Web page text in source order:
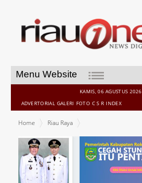
Menu Website
KAMIS, 06 AGUSTUS 2026
ADVERTORIAL GALERI FOTO C S R INDEX
Home
Riau Raya
Islam Desa Bukit Intan Makmur